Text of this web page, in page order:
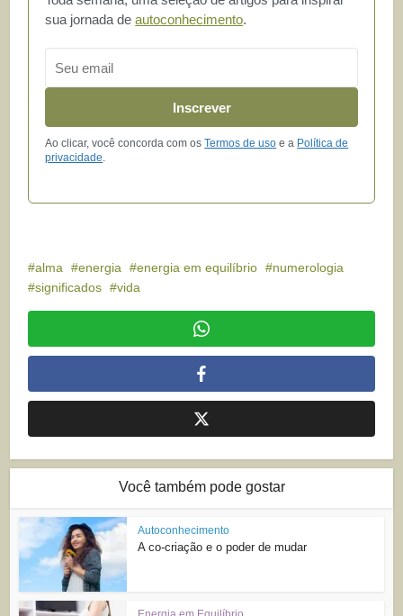
sua jornada deautoconhecimento.
Inscrever
Ao clicar, você concorda com osTermos de uso e a Política de
privacidade.
alma energia energia em equilíbrio
numerologia
significados
vida
Você também pode gostar
Autoconhecimento
A co-criação e o poder de mudar